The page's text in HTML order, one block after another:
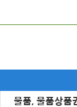
물품, 물품상품